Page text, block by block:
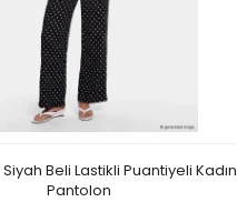
Beli Lastikli Puantiyeli Kadın
Pantolon